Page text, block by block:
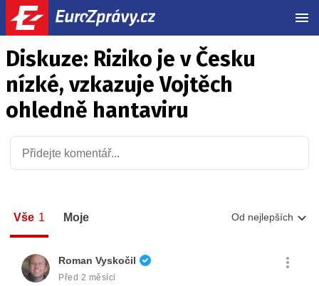
Diskuze: Riziko je v Česku
nízké, vzkazuje Vojtěch
ohledně hantaviru